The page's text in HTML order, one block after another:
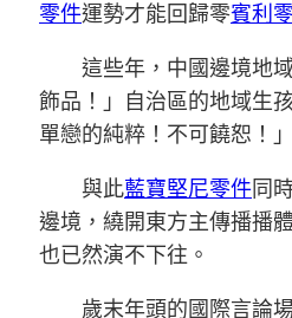
零件運勢才能回歸零賓利
這些年，中國邊境地
飾品！」自治區的地域生
單戀的純粹！不可饒恕！
與此藍寶堅尼零件同
邊境，繞開東方主傳播播
也已然演不下往。
歲末年頭的國際言論